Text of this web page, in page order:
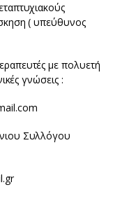
( υπεύθυνος
με πολυετή
γνώσεις :
Συλλόγου